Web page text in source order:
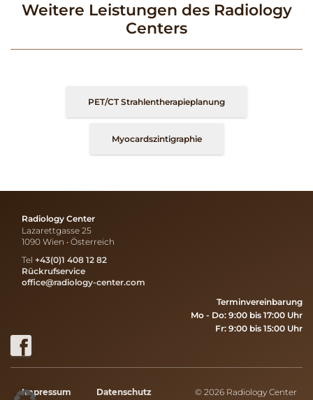
Weitere Leistungen des Radiology
Centers
PET/CT Strahlentherapieplanung
Myocardszintigraphie
Radiology Center
Lazarettgasse 25
1090 Wien • Österreich
Tel +43(0)1 408 12 82
Rückrufservice
office@radiology-center.com
Terminvereinbarung
Mo - Do: 9:00 bis 17:00 Uhr
Fr: 9:00 bis 15:00 Uhr
Impressum Datenschutz © 2026 Radiology Center